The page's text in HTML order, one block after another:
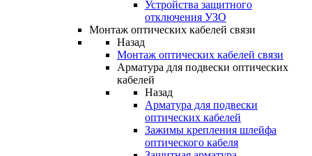
Устройства защитного
отключения УЗО
Монтаж оптических кабелей связи
Назад
Монтаж оптических кабелей связи
Арматура для подвески оптических
кабелей
Назад
Арматура для подвески
оптических кабелей
Зажимы крепления шлейфа
оптического кабеля